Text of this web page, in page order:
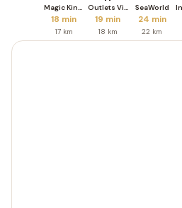
Magic Kingdom
18 min
17 km
Outlets Vineland
19 min
18 km
SeaWorld
24 min
22 km